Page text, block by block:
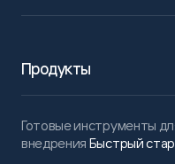
Продукты
Готовые инструменты
внедрения Быстрый